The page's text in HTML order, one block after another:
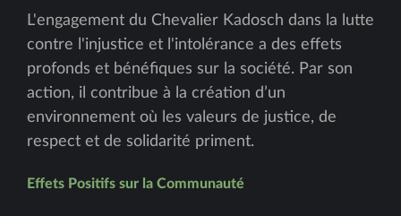
L'engagement du Chevalier Kadosch dans la lutte
contre l'injustice et l'intolérance a des effets
profonds et bénéfiques sur la société. Par son
action, il contribue à la création d’un
environnement où les valeurs de justice, de
respect et de solidarité priment.
Effets Positifs sur la Communauté